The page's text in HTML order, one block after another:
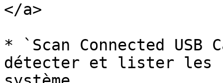
</a>
* `Scan Connected USB
détecter et lister les